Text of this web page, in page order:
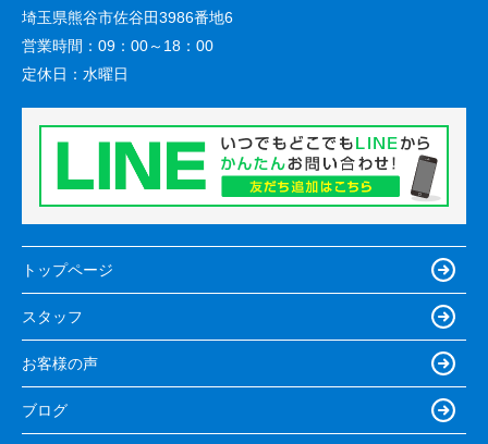
埼玉県熊谷市佐谷田3986番地6
営業時間： 09：00～18：00
定休日： 水曜日
トップページ
スタッフ
お客様の声
ブログ